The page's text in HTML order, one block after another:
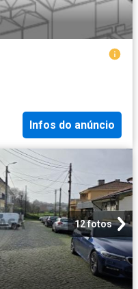
Infos do anúncio
12 fotos